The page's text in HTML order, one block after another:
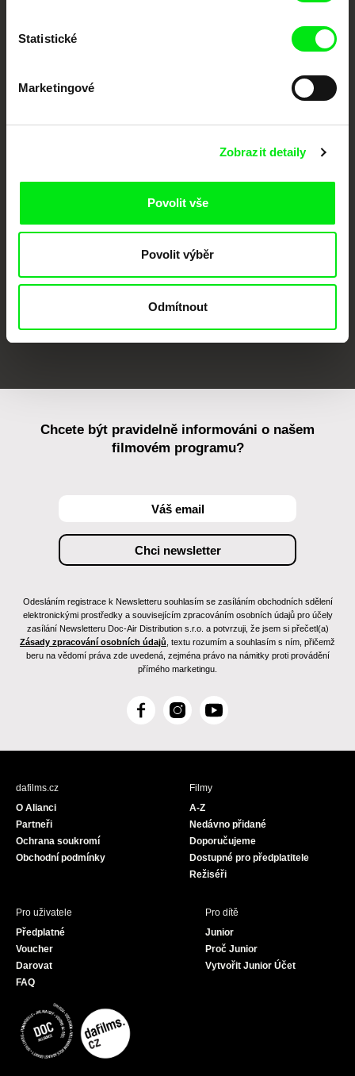
Statistické
Marketingové
Zobrazit detaily
Povolit vše
Povolit výběr
Odmítnout
CPH:DOX Doclisboa
Millennium Docs
DOK Leipzig
FIDMarseille MFDF Ji.hlava Visions du Réel
Chcete být pravidelně informováni o našem
filmovém programu?
Odesláním registrace k Newsletteru souhlasím se zasíláním obchodních sdělení
elektronickými prostředky a souvisejícím zpracováním osobních údajů pro účely
zasílání Newsletteru Doc-Air Distribution s.r.o. a potvrzuji, že jsem si přečetl(a)
Zásady zpracování osobních údajů , textu rozumím a souhlasím s ním, přičemž
beru na vědomí práva zde uvedená, zejména právo na námitky proti provádění
přímého marketingu.
F
c
I
s
Y
u
dafilms.cz
O Alianci
Partneři
Ochrana soukromí
Obchodní podmínky
Filmy
A-Z
Nedávno přidané
Doporučujeme
Dostupné pro předplatitele
Režiséři
Pro uživatele
Předplatné
Voucher
Darovat
FAQ
Pro dítě
Junior
Proč Junior
Vytvořit Junior Účet